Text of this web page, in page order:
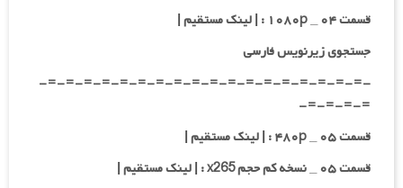
قسمت ۰۴ _ ۱۰۸۰p : | لینک مستقیم |
جستجوی زیرنویس فارسی
-=-=-=-=-=-=-=-=-=-=-=-=-=-=-=-=-=-=-
=-=-=-=-
قسمت ۰۵ _ ۴۸۰p : | لینک مستقیم |
قسمت ۰۵ _ نسخه کم حجم x265 : | لینک مستقیم |